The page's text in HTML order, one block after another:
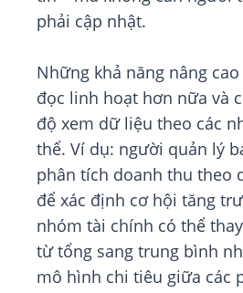
phải cập nhật.
Những khả năng nâng
đọc linh hoạt hơn nữa và
độ xem dữ liệu theo các
thể. Ví dụ: người quản lý
phân tích doanh thu theo
để xác định cơ hội tăng
nhóm tài chính có thể
từ tổng sang trung bình
mô hình chi tiêu giữa các